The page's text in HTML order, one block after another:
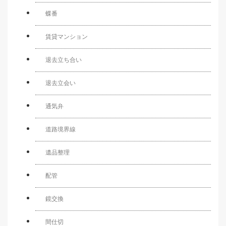
蝶番
賃貸マンション
退去立ち合い
退去立会い
通気弁
道路境界線
遺品整理
配管
鏡交換
間仕切